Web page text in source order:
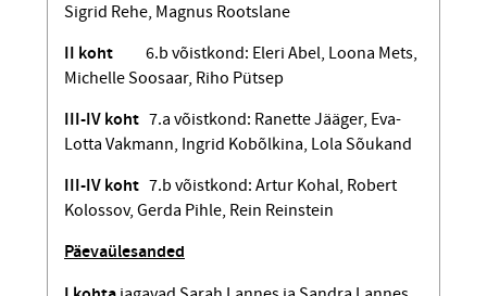
Sigrid Rehe, Magnus Rootslane
II koht 6.b võistkond: Eleri Abel, Loona Mets,
Michelle Soosaar, Riho Pütsep
III-IV koht 7.a võistkond: Ranette Jääger, Eva-
Lotta Vakmann, Ingrid Kobõlkina, Lola Sõukand
III-IV koht 7.b võistkond: Artur Kohal, Robert
Kolossov, Gerda Pihle, Rein Reinstein
Päevaülesanded